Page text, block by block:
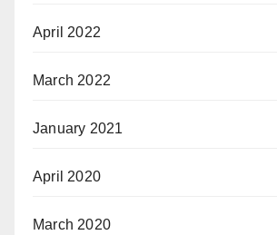
April 2022
March 2022
January 2021
April 2020
March 2020